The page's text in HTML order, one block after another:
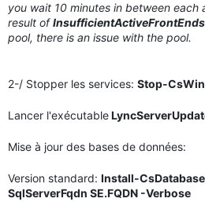
you wait 10 minutes in between
result ofInsufficientActiveFrontEnds
pool, there is an issue with the pool.
2-/ Stopper les services: Stop-
Lancer l'exécutable
Mise à jour des bases de données:
Version standard: Install-
SqlServerFqdn SE.FQDN -Verbose